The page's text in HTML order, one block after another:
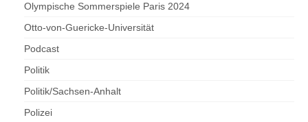
Olympische Sommerspiele Paris 2024
Otto-von-Guericke-Universität
Podcast
Politik
Politik/Sachsen-Anhalt
Polizei